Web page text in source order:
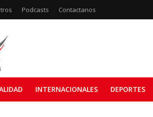
Podcasts Contactanos
INTERNACIONALES DEPORTES